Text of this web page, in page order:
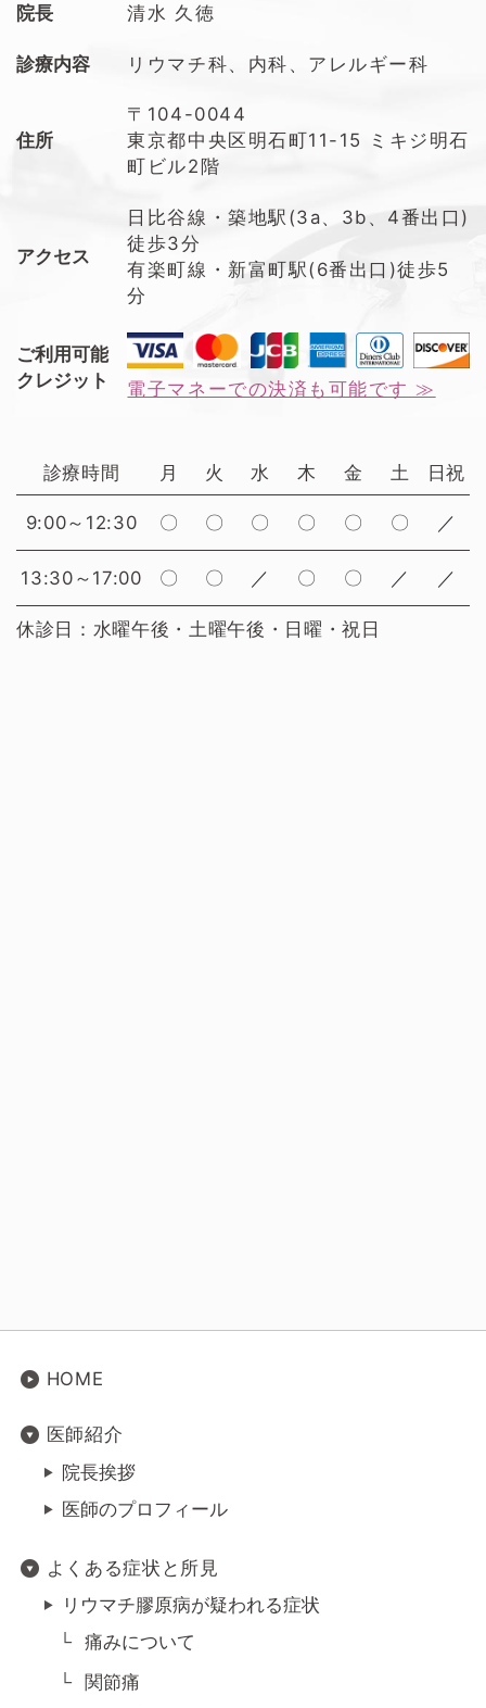
院長 清水 久徳
診療内容 リウマチ科、内科、アレルギー科
住所
〒104-0044
東京都中央区明石町11-15 ミキジ明石
町ビル2階
アクセス
日比谷線・築地駅(3a、3b、4番出口)
徒歩3分
有楽町線・新富町駅(6番出口)徒歩5
分
ご利用可能
クレジット
電子マネーでの決済も可能です ≫
休診日：水曜午後・土曜午後・日曜・祝日
診療時間 月 火 水 木 金 土 日祝
9:00～12:30 〇 〇 〇 〇 〇 〇 ／
13:30～17:00 〇 〇 ／ 〇 〇 ／ ／
HOME
医師紹介
院長挨拶
医師のプロフィール
よくある症状と所見
リウマチ膠原病が疑われる症状
痛みについて
関節痛